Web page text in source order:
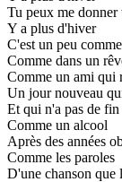
Tu peux me donner
Y a plus d'hiver
C'est un peu
Comme dans un
Comme un ami qui
Un jour nouveau
Et qui n'a pas de fin
Comme un alcool
Après des années
Comme les paroles
D'une chanson que